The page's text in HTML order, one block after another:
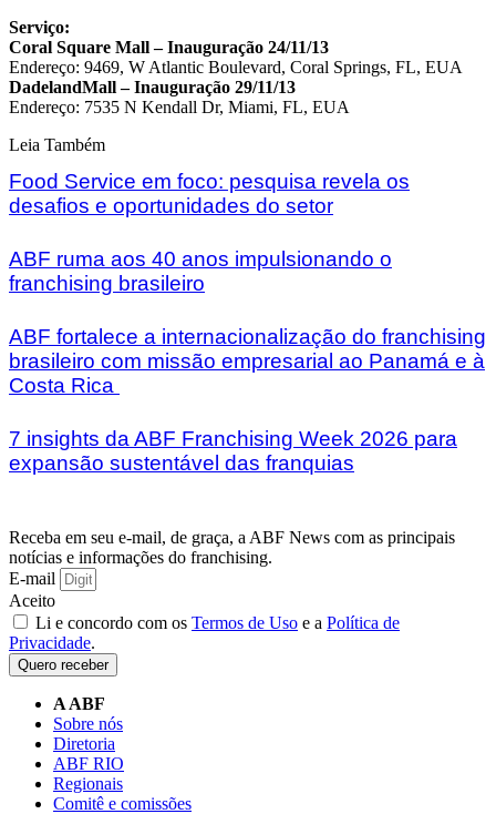
Serviço:
Coral Square Mall – Inauguração 24/11/13
Endereço: 9469, W Atlantic Boulevard, Coral Springs, FL, EUA
DadelandMall – Inauguração 29/11/13
Endereço: 7535 N Kendall Dr, Miami, FL, EUA
Leia Também
Food Service em foco: pesquisa revela os
desafios e oportunidades do setor
ABF ruma aos 40 anos impulsionando o
franchising brasileiro
ABF fortalece a internacionalização do franchising
brasileiro com missão empresarial ao Panamá e à
Costa Rica
7 insights da ABF Franchising Week 2026 para
expansão sustentável das franquias
Receba em seu e-mail, de graça, a ABF News com as principais
notícias e informações do franchising.
E-mail
Aceito
Li e concordo com os Termos de Uso e a Política de
Privacidade.
Quero receber
A ABF
Sobre nós
Diretoria
ABF RIO
Regionais
Comitê e comissões